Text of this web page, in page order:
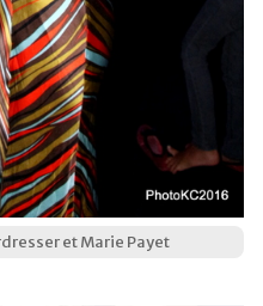
et Marie Payet